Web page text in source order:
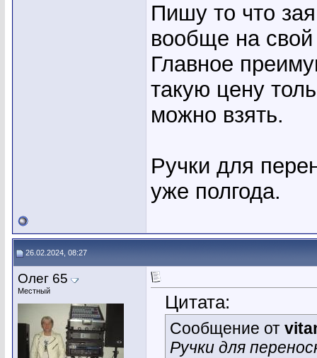
Пишу то что
вообще на
Главное
такую цену
можно взять.
Ручки для
уже полгода.
26.02.2024, 08:27
Олег 65
Местный
Цитата:
Сообщение от
Ручки для